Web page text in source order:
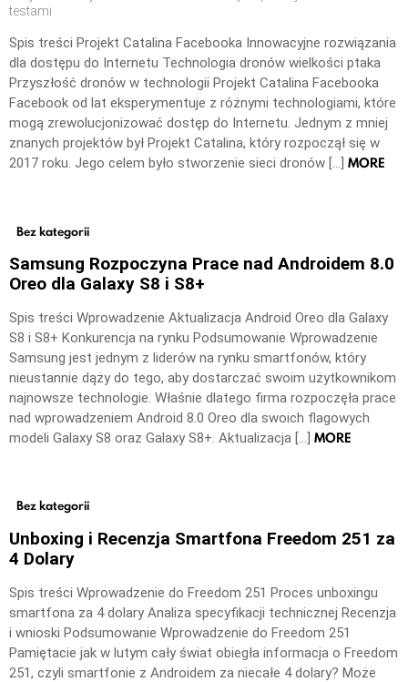
testami
Spis treści Projekt Catalina Facebooka Innowacyjne rozwiązania
dla dostępu do Internetu Technologia dronów wielkości ptaka
Przyszłość dronów w technologii Projekt Catalina Facebooka
Facebook od lat eksperymentuje z różnymi technologiami, które
mogą zrewolucjonizować dostęp do Internetu. Jednym z mniej
znanych projektów był Projekt Catalina, który rozpoczął się w
2017 roku. Jego celem było stworzenie sieci dronów […] MORE
Bez kategorii
Samsung Rozpoczyna Prace nad Androidem 8.0
Oreo dla Galaxy S8 i S8+
Spis treści Wprowadzenie Aktualizacja Android Oreo dla Galaxy
S8 i S8+ Konkurencja na rynku Podsumowanie Wprowadzenie
Samsung jest jednym z liderów na rynku smartfonów, który
nieustannie dąży do tego, aby dostarczać swoim użytkownikom
najnowsze technologie. Właśnie dlatego firma rozpoczęła prace
nad wprowadzeniem Android 8.0 Oreo dla swoich flagowych
modeli Galaxy S8 oraz Galaxy S8+. Aktualizacja […] MORE
Bez kategorii
Unboxing i Recenzja Smartfona Freedom 251 za
4 Dolary
Spis treści Wprowadzenie do Freedom 251 Proces unboxingu
smartfona za 4 dolary Analiza specyfikacji technicznej Recenzja
i wnioski Podsumowanie Wprowadzenie do Freedom 251
Pamiętacie jak w lutym cały świat obiegła informacja o Freedom
251, czyli smartfonie z Androidem za niecałe 4 dolary? Może